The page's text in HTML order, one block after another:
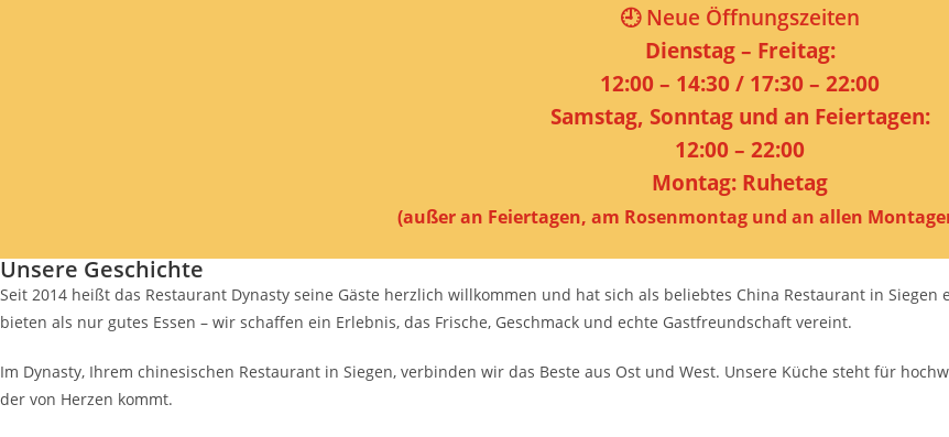
🕘Neue Öffnungszeiten
Dienstag – Freitag:
12:00 – 14:30 / 17:30 – 22:00
Samstag, Sonntag und an Feiertagen:
12:00 – 22:00
Montag: Ruhetag
(außer an Feiertagen, am Rosenmontag und an allen
Unsere Geschichte
Seit 2014 heißt das Restaurant Dynasty seine Gäste herzlich willkommen und hat sich als beliebtes China Restaurant in
bieten als nur gutes Essen – wir schaffen ein Erlebnis, das Frische, Geschmack und echte Gastfreundschaft vereint.
Im Dynasty, Ihrem chinesischen Restaurant in Siegen, verbinden wir das Beste aus Ost und West. Unsere Küche steht für
der von Herzen kommt.